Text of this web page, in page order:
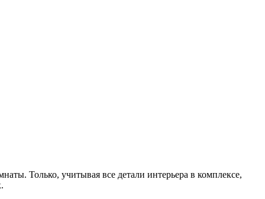
Только, учитывая все детали интерьера в комплексе,